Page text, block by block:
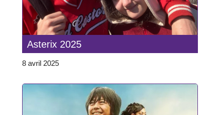
Asterix 2025
8 avril 2025